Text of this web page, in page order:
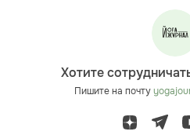
Хотите
Пишите на почту